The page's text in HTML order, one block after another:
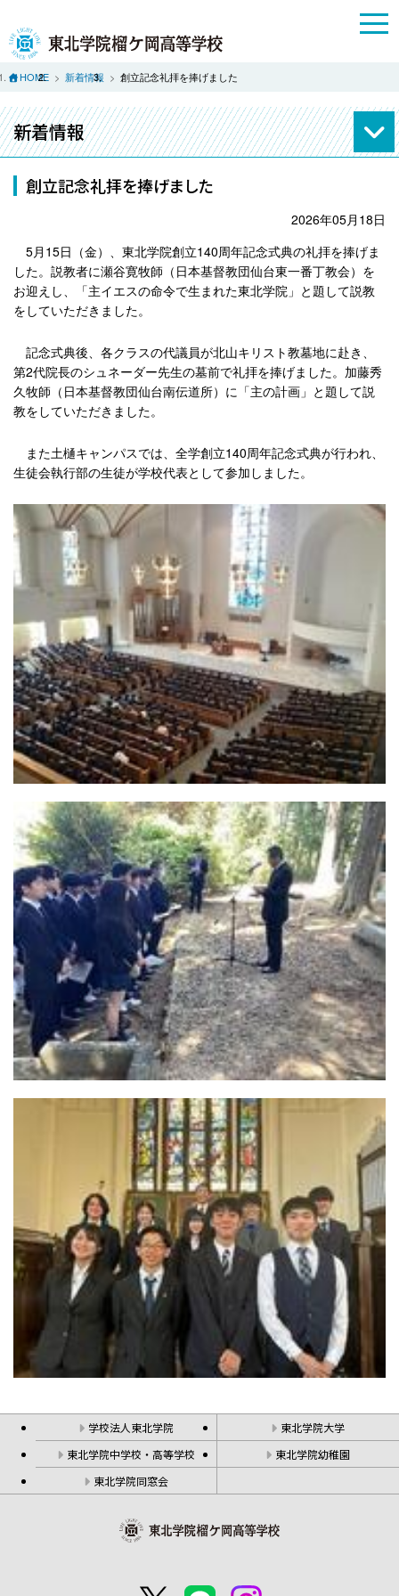
HOME 新着情報 創立記念礼拝を捧げました
新着情報
創立記念礼拝を捧げました
2026年05月18日
5月15日（金）、東北学院創立140周年記念式典の礼拝を捧げま
した。説教者に瀬谷寛牧師（日本基督教団仙台東一番丁教会）を
お迎えし、「主イエスの命令で生まれた東北学院」と題して説教
をしていただきました。
記念式典後、各クラスの代議員が北山キリスト教墓地に赴き、
第2代院長のシュネーダー先生の墓前で礼拝を捧げました。加藤秀
久牧師（日本基督教団仙台南伝道所）に「主の計画」と題して説
教をしていただきました。
また土樋キャンパスでは、全学創立140周年記念式典が行われ、
生徒会執行部の生徒が学校代表として参加しました。
学校法人東北学院
東北学院大学
東北学院中学校・高等学校
東北学院幼稚園
東北学院同窓会